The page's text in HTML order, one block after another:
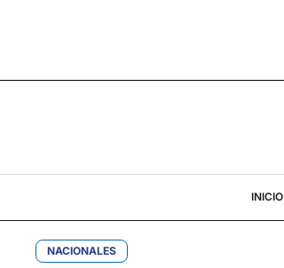
INICIO
NACIONALES